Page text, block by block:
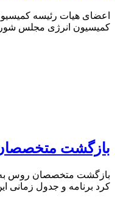
اعضای هیات رئیسه
کمیسیون انرژی مجلس شورای اسلامی امروز (سه شنبه ۲۴ تیرماه) در
بازگشت متخصصان
بازگشت متخصصان روس به
کرد برنامه و جدول زمانی